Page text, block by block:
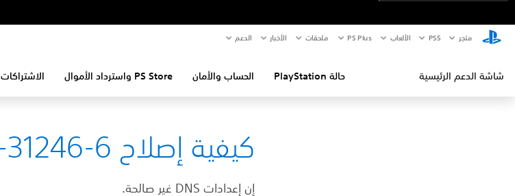
متجر PS5‏ الألعاب PS Plus ملحقات الأخبار الدعم
شاشة الدعم الرئيسية حالة PlayStation الحساب والأمان PS Store واسترداد الأموال الاشتراكات
كيفية إصلاح NW-31246-6
إن إعدادات DNS غير صالحة.